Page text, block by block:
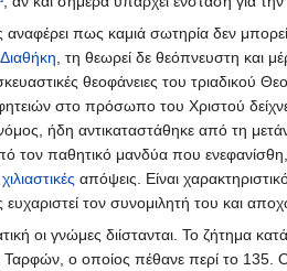
πως καμιά σωτηρία δεν
, τη θεωρεί δε θεόπνευστη και
θεοφάνειες του τριαδικού
στο πρόσωπο του Χριστού
ήδη αντικαταστάθηκε από τη
παθητικό μανδύα που ενεφανίσθη,
χιλιαστικές απόψεις. Είναι
τον συνομιλητή του και
οι γνώμες διίστανται. Το ζήτημα
ο οποίος πέθανε περί το 135. Ο